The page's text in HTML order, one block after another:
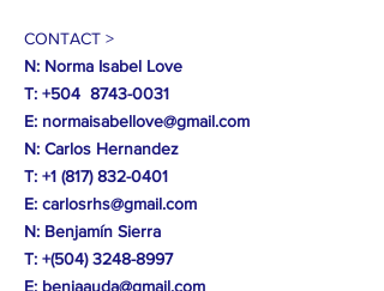
CONTACT >
N: Norma Isabel Love
T: +504 8743-0031
E: normaisabellove@gmail.com
N: Carlos Hernandez
T: +1 (817) 832-0401
E: carlosrhs@gmail.com
N: Benjamín Sierra
T: +(504)3248-8997
E: benjaauda@gmail.com